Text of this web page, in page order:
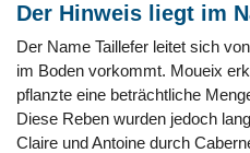
Der Hinweis liegt im
Der Name Taillefer leitet sich
im Boden vorkommt. Moueix
pflanzte eine beträchtliche
Diese Reben wurden jedoch
Claire und Antoine durch